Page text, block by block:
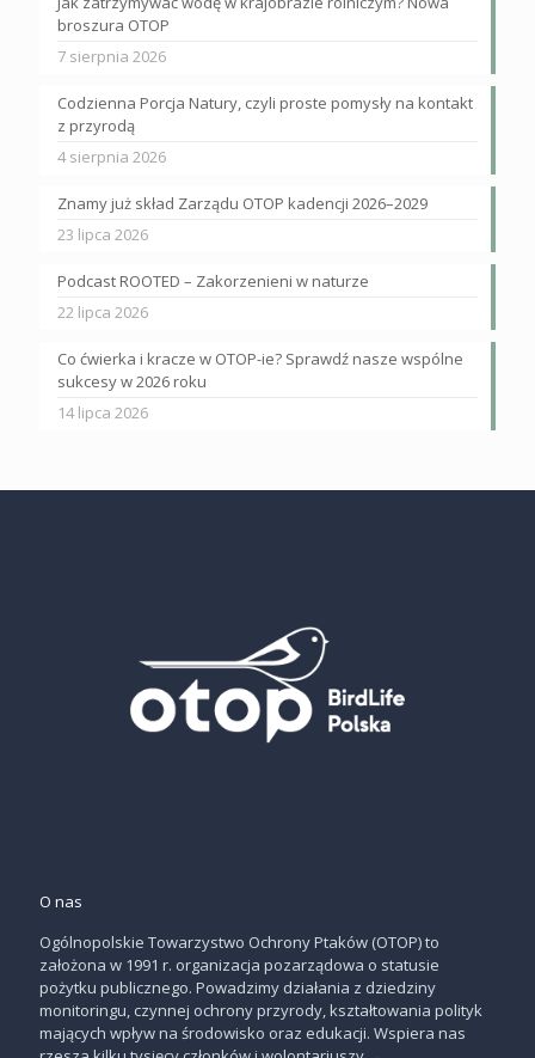
broszura OTOP
7 sierpnia 2026
Codzienna Porcja Natury, czyli proste pomysły na kontakt
z przyrodą
4 sierpnia 2026
Znamy już skład Zarządu OTOP kadencji 2026–2029
23 lipca 2026
Podcast ROOTED – Zakorzenieni w naturze
22 lipca 2026
Co ćwierka i kracze w OTOP-ie? Sprawdź nasze wspólne
sukcesy w 2026 roku
14 lipca 2026
O nas
Ogólnopolskie Towarzystwo Ochrony Ptaków (OTOP) to
założona w 1991 r. organizacja pozarządowa o statusie
pożytku publicznego. Powadzimy działania z dziedziny
monitoringu, czynnej ochrony przyrody, kształtowania polityk
mających wpływ na środowisko oraz edukacji. Wspiera nas